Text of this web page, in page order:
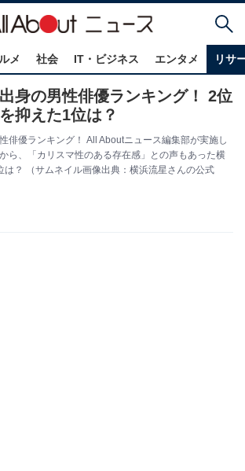
メ 社会 IT・ビジネス エンタメ リサ
身の男性俳優ランキング！ 2位
抑えた1位は？
俳優ランキング！ All Aboutニュース編集部が実施し
ら、「カリスマ性のある存在感」との声もあった横
は？ （サムネイル画像出典：横浜流星さんの公式